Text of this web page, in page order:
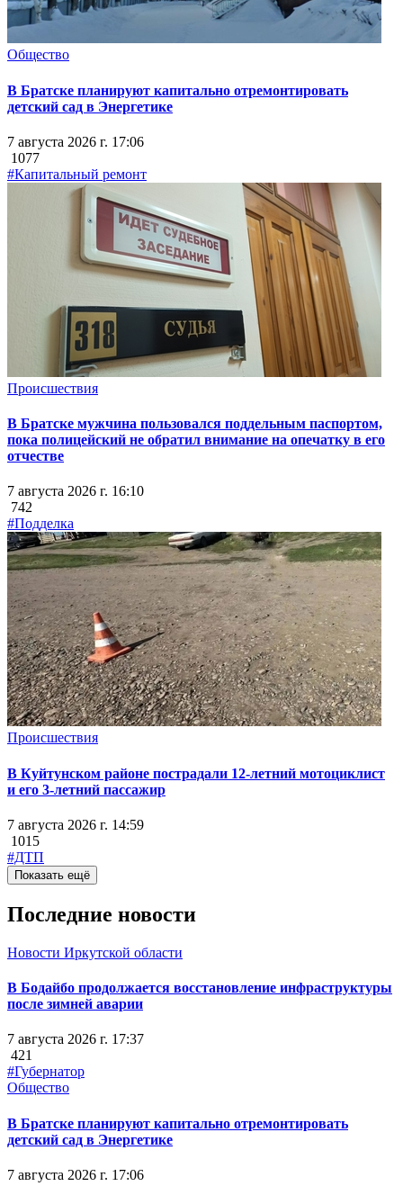
Общество
В Братске планируют капитально отремонтировать
детский сад в Энергетике
7 августа 2026 г. 17:06
1077
#Капитальный ремонт
Происшествия
В Братске мужчина пользовался поддельным паспортом,
пока полицейский не обратил внимание на опечатку в его
отчестве
7 августа 2026 г. 16:10
742
#Подделка
Происшествия
В Куйтунском районе пострадали 12-летний мотоциклист
и его 3-летний пассажир
7 августа 2026 г. 14:59
1015
#ДТП
Показать ещё
Последние новости
Новости Иркутской области
В Бодайбо продолжается восстановление инфраструктуры
после зимней аварии
7 августа 2026 г. 17:37
421
#Губернатор
Общество
В Братске планируют капитально отремонтировать
детский сад в Энергетике
7 августа 2026 г. 17:06